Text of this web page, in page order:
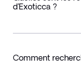
d’Exoticca ?
Comment